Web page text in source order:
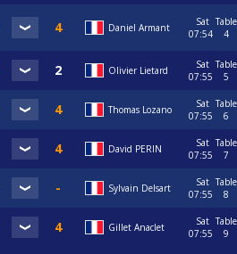
Daniel Armant
Sat
07:54
Table
4
Olivier Lietard
Sat
07:55
Table
5
Thomas Lozano
Sat
07:55
Table
6
David PERIN
Sat
07:55
Table
7
Sylvain Delsart
Sat
07:55
Table
8
Gillet Anaclet
Sat
07:55
Table
9